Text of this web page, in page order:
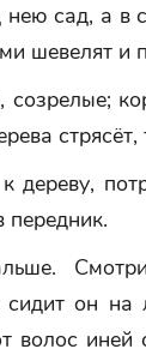
сад, а в
шевелят и
стрясёт,
дереву,
передник.
сидит он
волос